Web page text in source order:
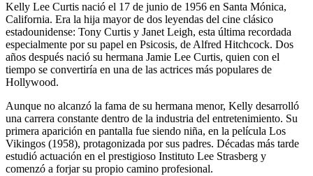
Kelly Lee Curtis nació el 17 de junio de 1956 en Santa Mónica,
California. Era la hija mayor de dos leyendas del cine clásico
estadounidense: Tony Curtis y Janet Leigh, esta última recordada
especialmente por su papel en Psicosis, de Alfred Hitchcock. Dos
años después nació su hermana Jamie Lee Curtis, quien con el
tiempo se convertiría en una de las actrices más populares de
Hollywood.
Aunque no alcanzó la fama de su hermana menor, Kelly desarrolló
una carrera constante dentro de la industria del entretenimiento. Su
primera aparición en pantalla fue siendo niña, en la película Los
Vikingos (1958), protagonizada por sus padres. Décadas más tarde
estudió actuación en el prestigioso Instituto Lee Strasberg y
comenzó a forjar su propio camino profesional.